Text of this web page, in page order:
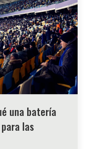
una batería
las